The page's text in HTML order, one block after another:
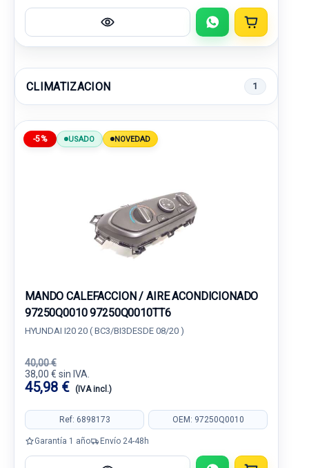
CLIMATIZACION 1
-5% USADO NOVEDAD
MANDO CALEFACCION / AIRE ACONDICIONADO
97250Q0010 97250Q0010TT6
HYUNDAI I20 20 ( BC3/BI3DESDE 08/20 )
40,00 €
38,00 € sin IVA.
45,98 € (IVA incl.)
Ref: 6898173 OEM: 97250Q0010
Garantía 1 año Envío 24-48h